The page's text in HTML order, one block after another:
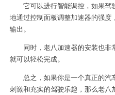
它可以进行智能调控，如果驾
地通过控制面板调整加速器的强度
输出。
同时，老八加速器的安装也非
就可以轻松完成。
总之，如果你是一个真正的汽
刺激和充实的驾驶乐趣，那么老